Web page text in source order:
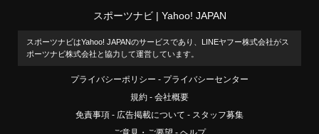
スポーツナビ Yahoo! JAPAN
スポーツナビはYahoo! JAPANのサービスであり、LINEヤフー株式会社がス
ポーツナビ株式会社と協力して運営しています。
プライバシーポリシー
プライバシーセンター
規約
会社概要
免責事項
広告掲載について
スタッフ募集